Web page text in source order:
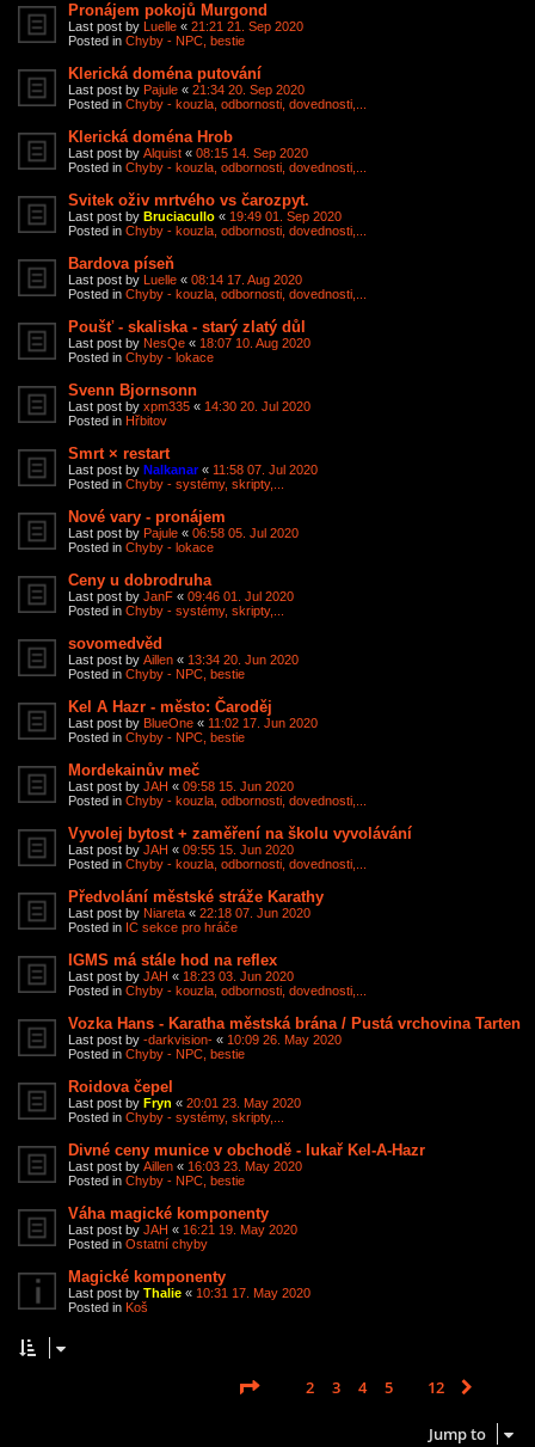
Pronájem pokojů Murgond
Last post by Luelle « 21:21 21. Sep 2020
Posted in Chyby - NPC, bestie
Klerická doména putování
Last post by Pajule « 21:34 20. Sep 2020
Posted in Chyby - kouzla, odbornosti, dovednosti,...
Klerická doména Hrob
Last post by Alquist « 08:15 14. Sep 2020
Posted in Chyby - kouzla, odbornosti, dovednosti,...
Svitek oživ mrtvého vs čarozpyt.
Last post by Bruciacullo « 19:49 01. Sep 2020
Posted in Chyby - kouzla, odbornosti, dovednosti,...
Bardova píseň
Last post by Luelle « 08:14 17. Aug 2020
Posted in Chyby - kouzla, odbornosti, dovednosti,...
Poušť - skaliska - starý zlatý důl
Last post by NesQe « 18:07 10. Aug 2020
Posted in Chyby - lokace
Svenn Bjornsonn
Last post by xpm335 « 14:30 20. Jul 2020
Posted in Hřbitov
Smrt × restart
Last post by Nalkanar« 11:58 07. Jul 2020
Posted in Chyby - systémy, skripty,...
Nové vary - pronájem
Last post by Pajule « 06:58 05. Jul 2020
Posted in Chyby - lokace
Ceny u dobrodruha
Last post by JanF « 09:46 01. Jul 2020
Posted in Chyby - systémy, skripty,...
sovomedvěd
Last post by Aillen « 13:34 20. Jun 2020
Posted in Chyby - NPC, bestie
Kel A Hazr - město: Čaroděj
Last post by BlueOne « 11:02 17. Jun 2020
Posted in Chyby - NPC, bestie
Mordekainův meč
Last post by JAH « 09:58 15. Jun 2020
Posted in Chyby - kouzla, odbornosti, dovednosti,...
Vyvolej bytost + zaměření na školu vyvolávání
Last post by JAH « 09:55 15. Jun 2020
Posted in Chyby - kouzla, odbornosti, dovednosti,...
Předvolání městské stráže Karathy
Last post by Niareta « 22:18 07. Jun 2020
Posted in IC sekce pro hráče
IGMS má stále hod na reflex
Last post by JAH « 18:23 03. Jun 2020
Posted in Chyby - kouzla, odbornosti, dovednosti,...
Vozka Hans - Karatha městská brána / Pustá vrchovina Tarten
Last post by -darkvision- « 10:09 26. May 2020
Posted in Chyby - NPC, bestie
Roidova čepel
Last post by Fryn « 20:01 23. May 2020
Posted in Chyby - systémy, skripty,...
Divné ceny munice v obchodě - lukař Kel-A-Hazr
Last post by Aillen « 16:03 23. May 2020
Posted in Chyby - NPC, bestie
Váha magické komponenty
Last post by JAH « 16:21 19. May 2020
Posted in Ostatní chyby
Magické komponenty
Last post by Thalie « 10:31 17. May 2020
Posted in Koš
Page 1of 12
2 3 4 5 12
Jump to